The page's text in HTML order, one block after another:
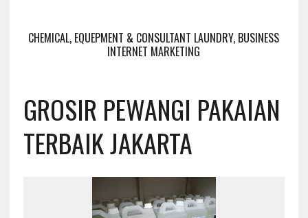
CHEMICAL, EQUEPMENT & CONSULTANT LAUNDRY, BUSINESS
INTERNET MARKETING
GROSIR PEWANGI PAKAIAN
TERBAIK JAKARTA